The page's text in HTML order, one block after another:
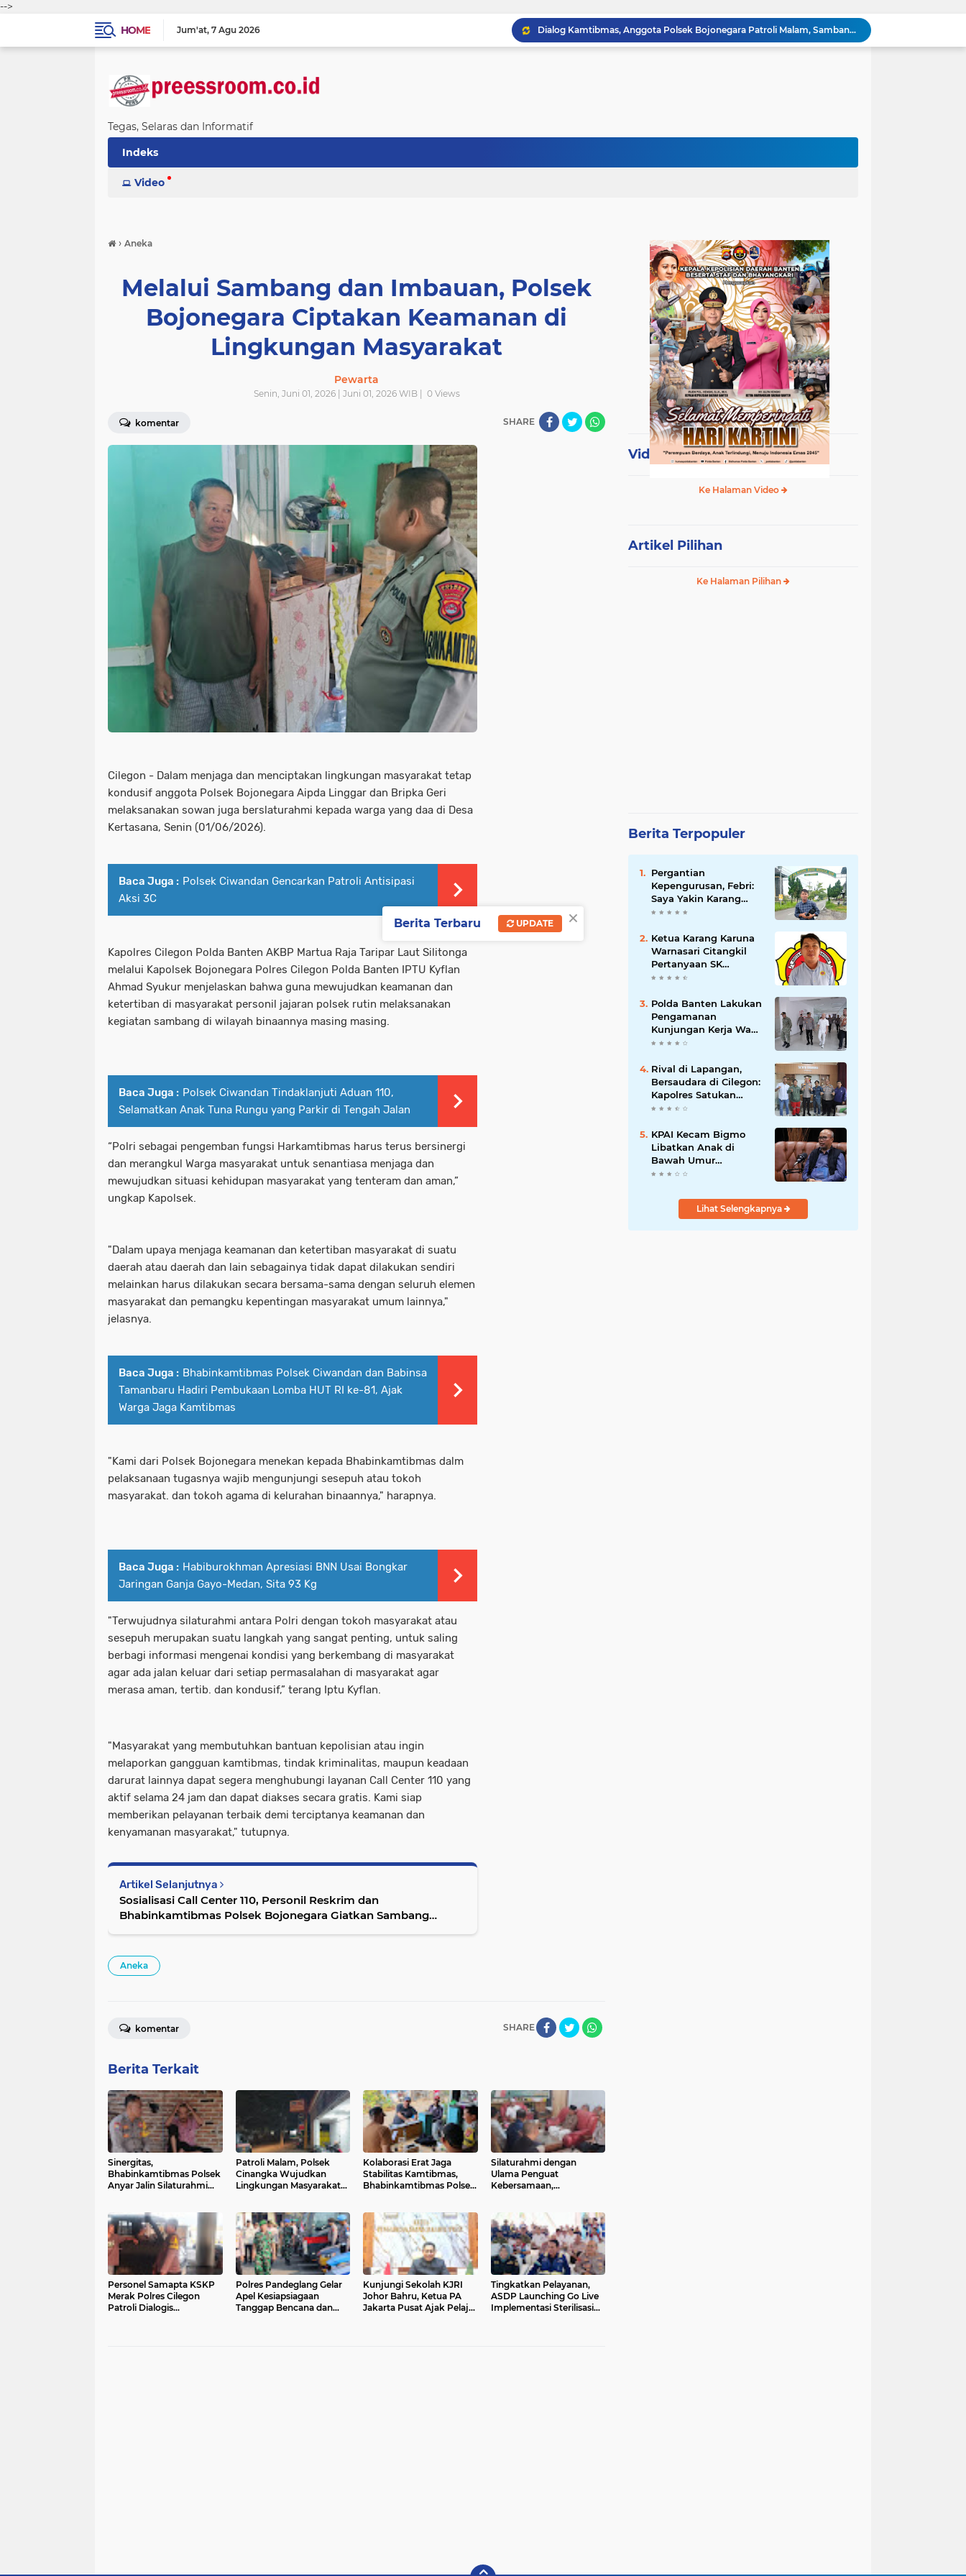
-->
HOME
Jum'at 7 Agu 2026
Dialog Kamtibmas, Anggota Polsek Bojonegara Patroli Malam, Sambangi Warga Sosialisasi Layanan Kepolisian 110
Polsek Bojonegara Salurkan 24 Ribu Liter Air Bersih dan Tandon, Hadirkan Harapan di Tengah Kemarau
Sinergitas, Bhabinkamtibmas Polsek Anyar Jalin Silaturahmi Bersama Masyarakat
Tegas, Selaras dan Informatif
Indeks
Video
› Aneka
Melalui Sambang dan Imbauan, Polsek
Bojonegara Ciptakan Keamanan di
Lingkungan Masyarakat
Pewarta
Senin, Juni 01, 2026 | Juni 01, 2026 WIB | 0Views
komentar SHARE
Cilegon - Dalam menjaga dan menciptakan lingkungan masyarakat tetap
kondusif anggota Polsek Bojonegara Aipda Linggar dan Bripka Geri
melaksanakan sowan juga berslaturahmi kepada warga yang daa di Desa
Kertasana, Senin (01/06/2026).
Baca Juga : Polsek Ciwandan Gencarkan Patroli Antisipasi
Aksi 3C
Kapolres Cilegon Polda Banten AKBP Martua Raja Taripar Laut Silitonga
melalui Kapolsek Bojonegara Polres Cilegon Polda Banten IPTU Kyflan
Ahmad Syukur menjelaskan bahwa guna mewujudkan keamanan dan
ketertiban di masyarakat personil jajaran polsek rutin melaksanakan
kegiatan sambang di wilayah binaannya masing masing.
Baca Juga : Polsek Ciwandan Tindaklanjuti Aduan 110,
Selamatkan Anak Tuna Rungu yang Parkir di Tengah Jalan
“Polri sebagai pengemban fungsi Harkamtibmas harus terus bersinergi
dan merangkul Warga masyarakat untuk senantiasa menjaga dan
mewujudkan situasi kehidupan masyarakat yang tenteram dan aman,”
ungkap Kapolsek.
"Dalam upaya menjaga keamanan dan ketertiban masyarakat di suatu
daerah atau daerah dan lain sebagainya tidak dapat dilakukan sendiri
melainkan harus dilakukan secara bersama-sama dengan seluruh elemen
masyarakat dan pemangku kepentingan masyarakat umum lainnya,"
jelasnya.
Baca Juga : Bhabinkamtibmas Polsek Ciwandan dan Babinsa
Tamanbaru Hadiri Pembukaan Lomba HUT RI ke-81, Ajak
Warga Jaga Kamtibmas
"Kami dari Polsek Bojonegara menekan kepada Bhabinkamtibmas dalm
pelaksanaan tugasnya wajib mengunjungi sesepuh atau tokoh
masyarakat. dan tokoh agama di kelurahan binaannya," harapnya.
Baca Juga : Habiburokhman Apresiasi BNN Usai Bongkar
Jaringan Ganja Gayo-Medan, Sita 93 Kg
"Terwujudnya silaturahmi antara Polri dengan tokoh masyarakat atau
sesepuh merupakan suatu langkah yang sangat penting, untuk saling
berbagi informasi mengenai kondisi yang berkembang di masyarakat
agar ada jalan keluar dari setiap permasalahan di masyarakat agar
merasa aman, tertib. dan kondusif,” terang Iptu Kyflan.
"Masyarakat yang membutuhkan bantuan kepolisian atau ingin
melaporkan gangguan kamtibmas, tindak kriminalitas, maupun keadaan
darurat lainnya dapat segera menghubungi layanan Call Center 110 yang
aktif selama 24 jam dan dapat diakses secara gratis. Kami siap
memberikan pelayanan terbaik demi terciptanya keamanan dan
kenyamanan masyarakat," tutupnya.
Artikel Selanjutnya
Sosialisasi Call Center 110, Personil Reskrim dan
Bhabinkamtibmas Polsek Bojonegara Giatkan Sambang
Aneka
SHARE
komentar
Berita Terkait
Sinergitas,
Bhabinkamtibmas Polsek
Anyar Jalin Silaturahmi
Patroli Malam, Polsek
Cinangka Wujudkan
Lingkungan Masyarakat
Kolaborasi Erat Jaga
Stabilitas Kamtibmas,
Bhabinkamtibmas Polsek
Silaturahmi dengan
Ulama Penguat
Kebersamaan,
Kamtibmas yang Aman,
dan Kondusif
Personel Samapta KSKP
Merak Polres Cilegon
Patroli Dialogis
Polres Pandeglang Gelar
Apel Kesiapsiagaan
Tanggap Bencana dan
Kunjungi Sekolah KJRI
Johor Bahru, Ketua PA
Jakarta Pusat Ajak Pelajar
Tingkatkan Pelayanan,
ASDP Launching Go Live
Implementasi Sterilisasi
Video Terpopuler
Ke Halaman Video
Artikel Pilihan
Ke Halaman Pilihan
Berita Terpopuler
Pergantian
Kepengurusan, Febri:
Saya Yakin Karang
Taruna Wanakarsa
Kepemimpinan Bung
Entus Jauh Membawa
Manfaat
Ketua Karang Karuna
Warnasari Citangkil
Pertanyaan SK
Karetaker dan Urgensi
Berduka
Polda Banten Lakukan
Pengamanan
Kunjungan Kerja Wakil
Presiden RI
Rival di Lapangan,
Bersaudara di Cilegon:
Kapolres Satukan
Viking dan Jak Mania
Piala Presiden 2026
KPAI Kecam Bigmo
Libatkan Anak di
Bawah Umur
Promosikan Liquid
Bertindak Tegas
Lihat Selengkapnya
×
Berita Terbaru UPDATE